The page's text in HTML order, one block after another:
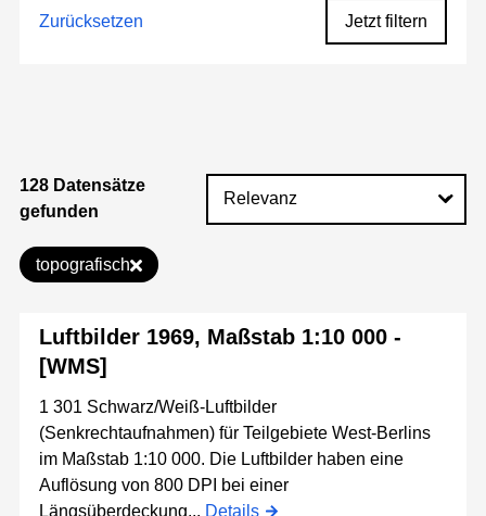
Zurücksetzen Jetzt filtern
128 Datensätze
gefunden
topografisch
Luftbilder 1969, Maßstab 1:10 000 -
[WMS]
1 301 Schwarz/Weiß-Luftbilder
(Senkrechtaufnahmen) für Teilgebiete West-Berlins
im Maßstab 1:10 000. Die Luftbilder haben eine
Auflösung von 800 DPI bei einer
Längsüberdeckung... Details